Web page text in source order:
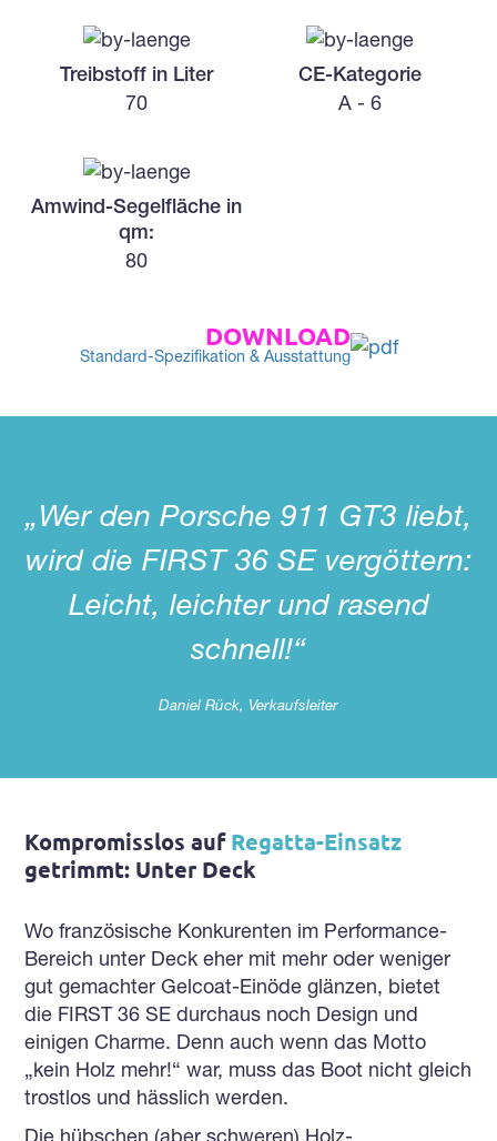
Treibstoff in Liter
70
CE-Kategorie
A - 6
Amwind-Segelfläche in
qm:
80
DOWNLOAD
Standard-Spezifikation & Ausstattung
„Wer den Porsche 911 GT3 liebt,
wird die FIRST 36 SE vergöttern:
Leicht, leichter und rasend
schnell!“
Daniel Rück, Verkaufsleiter
Kompromisslos aufRegatta-Einsatz
getrimmt: Unter Deck
Wo französische Konkurenten im Performance-
Bereich unter Deck eher mit mehr oder weniger
gut gemachter Gelcoat-Einöde glänzen, bietet
die FIRST 36 SE durchaus noch Design und
einigen Charme. Denn auch wenn das Motto
„kein Holz mehr!“ war, muss das Boot nicht gleich
trostlos und hässlich werden.